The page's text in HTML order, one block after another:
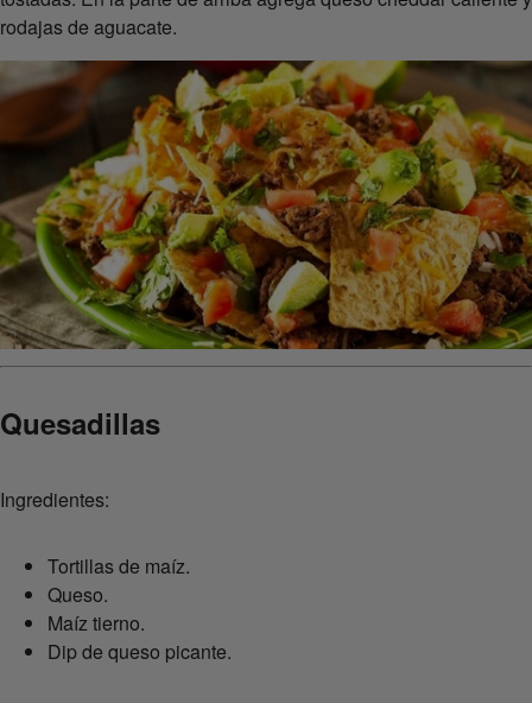
rodajas de aguacate.
Quesadillas
Ingredientes:
Tortillas de maíz.
Queso.
Maíz tierno.
Dip de queso picante.